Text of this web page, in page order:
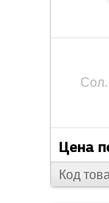
Сол.
Цена
Код